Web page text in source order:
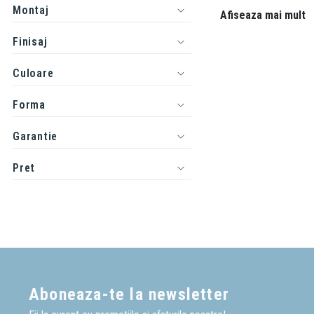
Montaj
Finisaj
Culoare
Forma
Garantie
Pret
exterior este inchis, iar
Afiseaza mai mult
Aboneaza-te la newsletter